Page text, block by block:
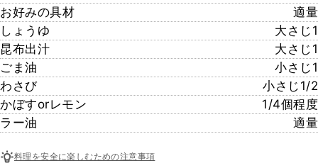
お好みの具材
適量
しょうゆ
大さじ1
昆布出汁
大さじ1
ごま油
小さじ1
わさび
小さじ1/2
かぼすorレモン
1/4個程度
ラー油
適量
料理を安全に楽しむための注意事項